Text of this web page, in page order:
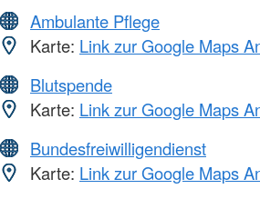
Ambulante Pflege
Karte: Link zur Google Maps
Blutspende
Karte: Link zur Google Maps
Bundesfreiwilligendienst
Karte: Link zur Google Maps